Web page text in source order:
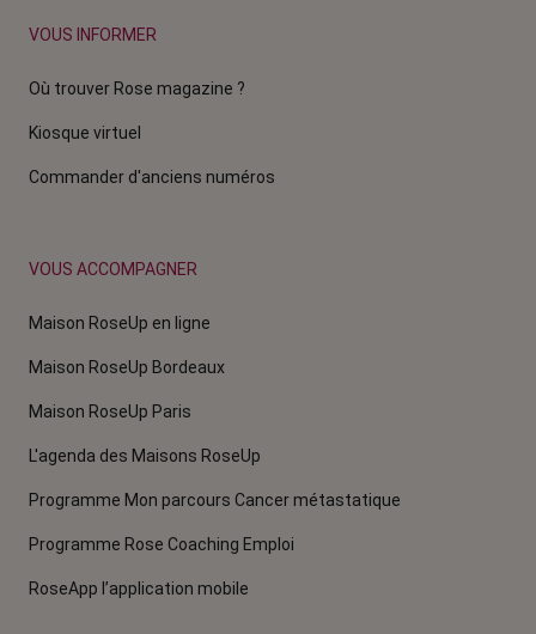
VOUS INFORMER
Où trouver Rose magazine ?
Kiosque virtuel
Commander d'anciens numéros
VOUS ACCOMPAGNER
Maison RoseUp en ligne
Maison RoseUp Bordeaux
Maison RoseUp Paris
L'agenda des Maisons RoseUp
Programme Mon parcours Cancer métastatique
Programme Rose Coaching Emploi
RoseApp l’application mobile